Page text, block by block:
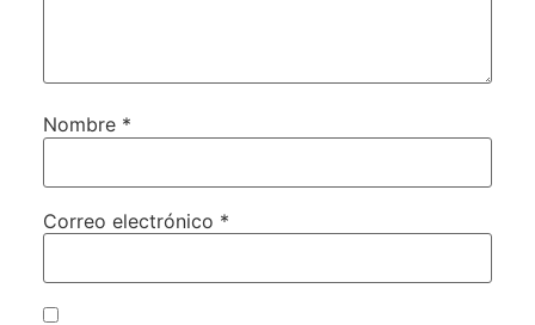
Nombre *
Correo electrónico *